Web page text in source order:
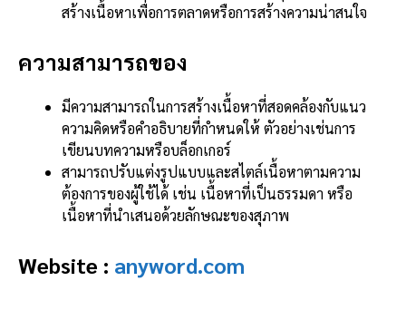
สร้างเนื้อหาเพื่อการตลาดหรือการสร้างความน่าสนใจ
ความสามารถของ
มีความสามารถในการสร้างเนื้อหาที่สอดคล้องกับแนว
ความคิดหรือคำอธิบายที่กำหนดให้ ตัวอย่างเช่นการ
เขียนบทความหรือบล็อกเกอร์
สามารถปรับแต่งรูปแบบและสไตล์เนื้อหาตามความ
ต้องการของผู้ใช้ได้ เช่น เนื้อหาที่เป็นธรรมดา หรือ
เนื้อหาที่นำเสนอด้วยลักษณะของสุภาพ
Website : anyword.com